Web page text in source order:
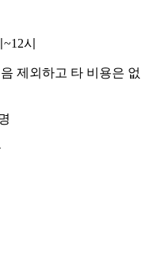
시
제외하고 타 비용은 없